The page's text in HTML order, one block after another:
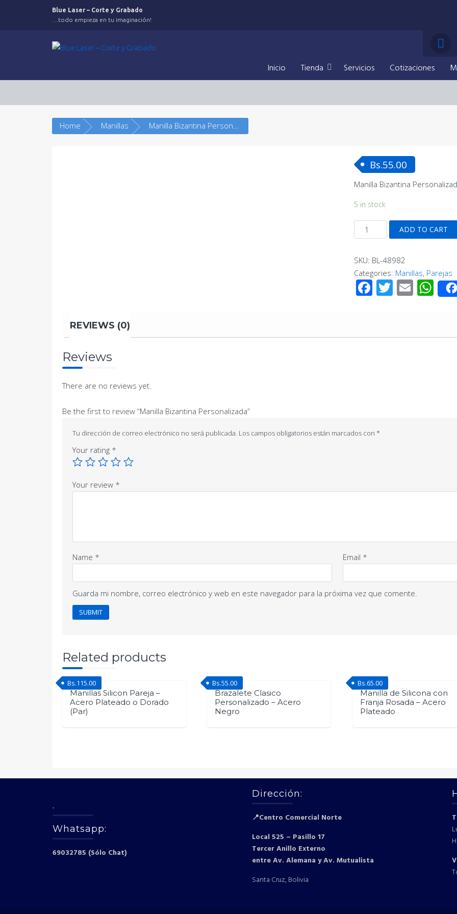
Blue Laser – Corte y Grabado
…todo empieza en tu imaginación!
Inicio Tienda Servicios Cotizaciones
Home Manillas Manilla Bizantina Personalizada
Bs.55.00
Manilla Bizantina
5 in stock
Manilla
Bizantina
quantity
ADD TO CART
SKU: BL-48982
Categories: Manillas, Parejas
Facebook
Twitter
Email
REVIEWS (0)
Reviews
There are no reviews yet.
Be the first to review “Manilla Bizantina Personalizada”
Tu dirección de correo electrónico no será publicada. Los campos obligatorios están marcados con *
Your rating *
Your review *
Name * Email *
Guarda mi nombre, correo electrónico y web en este navegador para la próxima vez que comente.
Related products
Manillas Silicon Pareja –
Acero Plateado o Dorado
(Par)
Bs.115.00
Brazalete Clasico
Personalizado – Acero
Negro
Bs.55.00
Manilla de Silicona con
Franja Rosada – Acero
Plateado
Bs.65.00
.
Whatsapp:
69032785 (Sólo Chat)
Dirección:
📍Centro Comercial Norte
Local 525 – Pasillo 17
Tercer Anillo Externo
entre Av. Alemana y Av. Mutualista
Santa Cruz, Bolivia